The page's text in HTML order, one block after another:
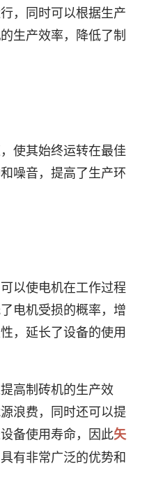
，同时可以根据生产
生产效率，降低了制
使其始终运转在最佳
噪音，提高了生产环
以使电机在工作过程
电机受损的概率，增
，延长了设备的使用
高制砖机的生产效
浪费，同时还可以提
备使用寿命，因此矢
有非常广泛的优势和